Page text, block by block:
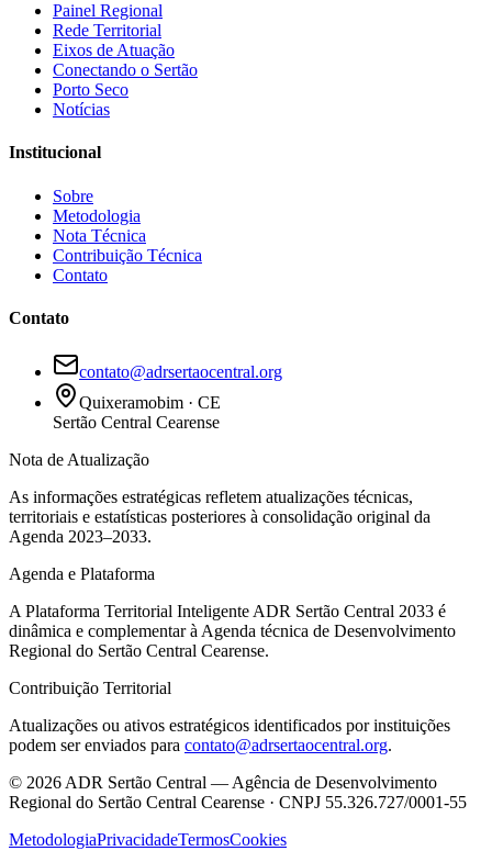
Painel Regional
Rede Territorial
Eixos de Atuação
Conectando o Sertão
Porto Seco
Notícias
Institucional
Sobre
Metodologia
Nota Técnica
Contribuição Técnica
Contato
Contato
contato@adrsertaocentral.org
Quixeramobim · CE
Sertão Central Cearense
Nota de Atualização
As informações estratégicas refletem atualizações técnicas,
territoriais e estatísticas posteriores à consolidação original da
Agenda 2023–2033.
Agenda e Plataforma
A Plataforma Territorial Inteligente ADR Sertão Central 2033 é
dinâmica e complementar à Agenda técnica de Desenvolvimento
Regional do Sertão Central Cearense.
Contribuição Territorial
Atualizações ou ativos estratégicos identificados por instituições
podem ser enviados para contato@adrsertaocentral.org.
© 2026 ADR Sertão Central — Agência de Desenvolvimento
Regional do Sertão Central Cearense · CNPJ 55.326.727/0001-55
MetodologiaPrivacidadeTermosCookies